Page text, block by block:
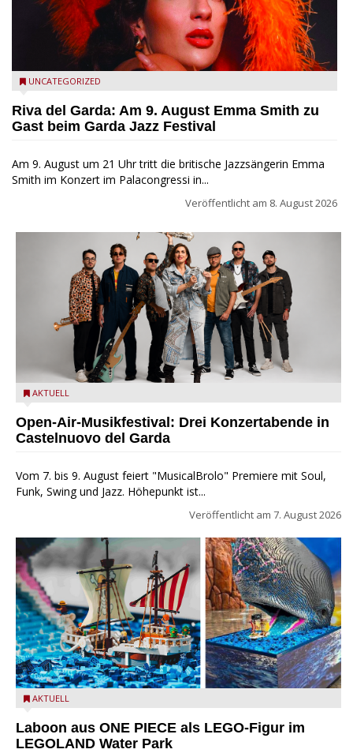
Riva del Garda - Emma Smith zu Gast beim Garda Jazz
UNCATEGORIZED
Riva del Garda: Am 9. August Emma Smith zu
Gast beim Garda Jazz Festival
Am 9. August um 21 Uhr tritt die britische Jazzsängerin Emma
Smith im Konzert im Palacongressi in...
Veröffentlicht am 8. August 2026
Castelnuovo del Garda: Die "Dirotta su Cuba" zu Gast beim
AKTUELL
Open-Air-Musikfestival: Drei Konzertabende in
Castelnuovo del Garda
Vom 7. bis 9. August feiert "MusicalBrolo" Premiere mit Soul,
Funk, Swing und Jazz. Höhepunkt ist...
Veröffentlicht am 7. August 2026
Laboon aus ONE PIECE als LEGO-Figur im LEGOLAND Water
AKTUELL
Laboon aus ONE PIECE als LEGO-Figur im
LEGOLAND Water Park